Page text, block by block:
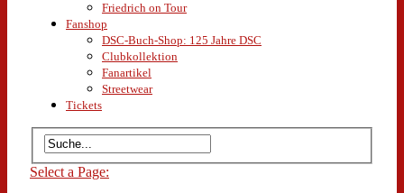
Friedrich on Tour
Fanshop
DSC-Buch-Shop: 125 Jahre DSC
Clubkollektion
Fanartikel
Streetwear
Tickets
Select a Page: